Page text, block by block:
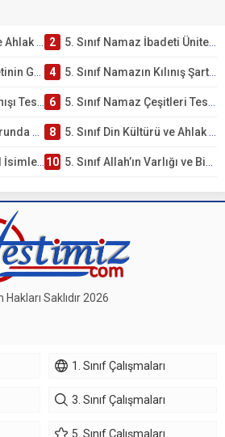
Çalışmaları 2 5. Sınıf Namaz İbadeti Ünite Testi – Online Çöz
Testi 4 5. Sınıf Namazın Kılınış Şartları Testi
Online Çöz 6 5. Sınıf Namaz Çeşitleri Testi – Online Çöz
Testi 8 5. Sınıf Din Kültürü ve Ahlak Bilgisi 1. Ünite: Allah İnancı Çalışmaları
Online Çöz 10 5. Sınıf Allah’ın Varlığı ve Birliği Testi – Online Çöz
Hakları Saklıdır 2026
1. Sınıf Çalışmaları
3. Sınıf Çalışmaları
5. Sınıf Çalışmaları